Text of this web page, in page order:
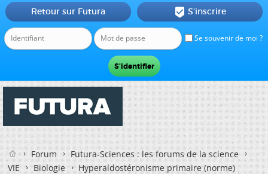
Se souvenir de moi ?
Retour sur Futura  S'inscrire
Forum
Futura-Sciences : les forums de la science
VIE
Biologie Hyperaldostéronisme primaire (norme)